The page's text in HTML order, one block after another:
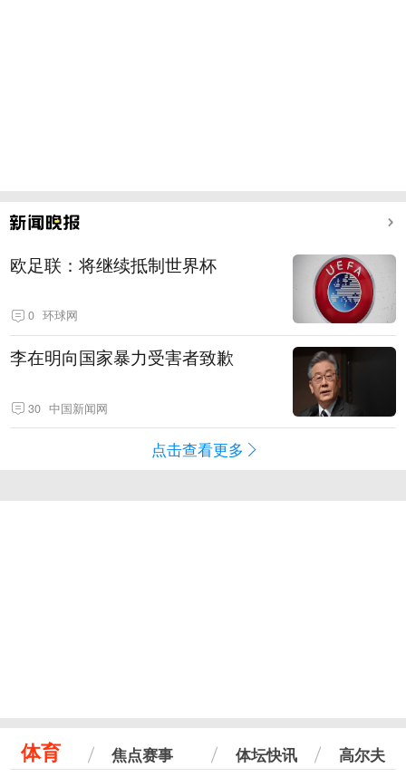
欧足联：将继续抵制世界杯
0 环球网
李在明向国家暴力受害者致歉
30 中国新闻网
点击查看更多
体育 焦点赛事 体坛快讯 高尔夫